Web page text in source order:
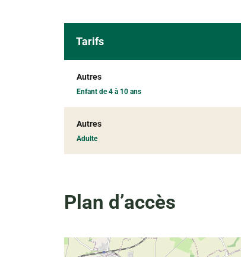
Tarifs
Autres
Enfant de 4 à 10 ans
Autres
Adulte
Plan d’accès